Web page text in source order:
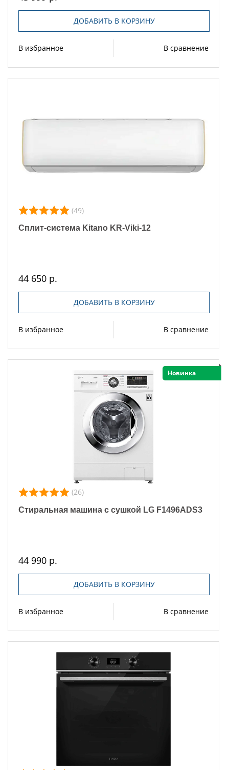
ДОБАВИТЬ В КОРЗИНУ
В избранное В сравнение
(49)
Сплит-система Kitano KR-Viki-12
44 650 р.
ДОБАВИТЬ В КОРЗИНУ
В избранное В сравнение
Новинка
(26)
Стиральная машина с сушкой LG F1496ADS3
44 990 р.
ДОБАВИТЬ В КОРЗИНУ
В избранное В сравнение